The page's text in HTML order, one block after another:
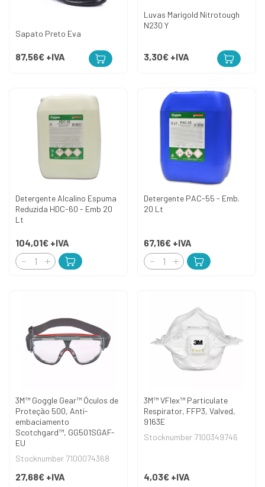
Sapato Preto Eva
87,56€ +IVA
Luvas Marigold Nitrotough
N230 Y
3,30€ +IVA
Detergente Alcalino Espuma
Reduzida HDC-60 - Emb 20
Lt
104,01€ +IVA
Detergente PAC-55 - Emb.
20 Lt
67,16€ +IVA
3M™ Goggle Gear™ Óculos de
Proteção 500, Anti-
embaciamento
Scotchgard™, GG501SGAF-
EU
Stocknumber 7100074368
27,68€ +IVA
3M™ VFlex™ Particulate
Respirator, FFP3, Valved,
9163E
Stocknumber 7100349746
4,03€ +IVA